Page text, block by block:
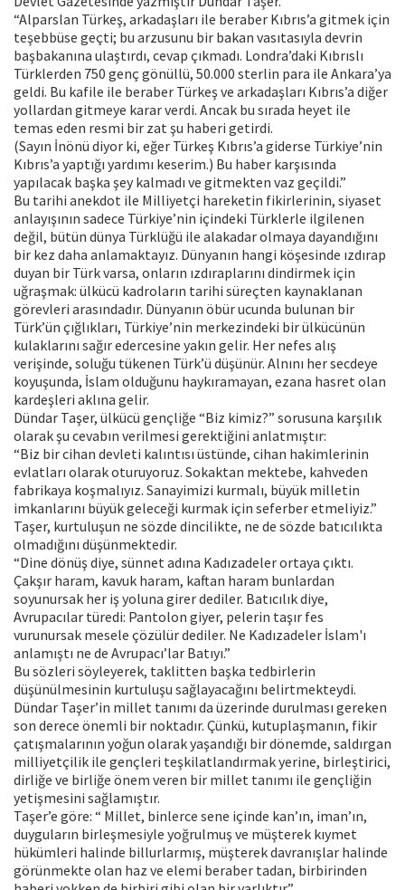
“Alparslan Türkeş, arkadaşları ile beraber Kıbrıs’a gitmek için
teşebbüse geçti; bu arzusunu bir bakan vasıtasıyla devrin
başbakanına ulaştırdı, cevap çıkmadı. Londra’daki Kıbrıslı
Türklerden 750 genç gönüllü, 50.000 sterlin para ile Ankara’ya
geldi. Bu kafile ile beraber Türkeş ve arkadaşları Kıbrıs’a diğer
yollardan gitmeye karar verdi. Ancak bu sırada heyet ile
temas eden resmi bir zat şu haberi getirdi.
(Sayın İnönü diyor ki, eğer Türkeş Kıbrıs’a giderse Türkiye’nin
Kıbrıs’a yaptığı yardımı keserim.) Bu haber karşısında
yapılacak başka şey kalmadı ve gitmekten vaz geçildi.”
Bu tarihi anekdot ile Milliyetçi hareketin fikirlerinin, siyaset
anlayışının sadece Türkiye’nin içindeki Türklerle ilgilenen
değil, bütün dünya Türklüğü ile alakadar olmaya dayandığını
bir kez daha anlamaktayız. Dünyanın hangi köşesinde ızdırap
duyan bir Türk varsa, onların ızdıraplarını dindirmek için
uğraşmak: ülkücü kadroların tarihi süreçten kaynaklanan
görevleri arasındadır. Dünyanın öbür ucunda bulunan bir
Türk’ün çığlıkları, Türkiye’nin merkezindeki bir ülkücünün
kulaklarını sağır edercesine yakın gelir. Her nefes alış
verişinde, soluğu tükenen Türk’ü düşünür. Alnını her secdeye
koyuşunda, İslam olduğunu haykıramayan, ezana hasret olan
kardeşleri aklına gelir.
Dündar Taşer, ülkücü gençliğe “Biz kimiz?” sorusuna karşılık
olarak şu cevabın verilmesi gerektiğini anlatmıştır:
“Biz bir cihan devleti kalıntısı üstünde, cihan hakimlerinin
evlatları olarak oturuyoruz. Sokaktan mektebe, kahveden
fabrikaya koşmalıyız. Sanayimizi kurmalı, büyük milletin
imkanlarını büyük geleceği kurmak için seferber etmeliyiz.”
Taşer, kurtuluşun ne sözde dincilikte, ne de sözde batıcılıkta
olmadığını düşünmektedir.
“Dine dönüş diye, sünnet adına Kadızadeler ortaya çıktı.
Çakşır haram, kavuk haram, kaftan haram bunlardan
soyunursak her iş yoluna girer dediler. Batıcılık diye,
Avrupacılar türedi: Pantolon giyer, pelerin taşır fes
vurunursak mesele çözülür dediler. Ne Kadızadeler İslam'ı
anlamıştı ne de Avrupacı’lar Batıyı.”
Bu sözleri söyleyerek, taklitten başka tedbirlerin
düşünülmesinin kurtuluşu sağlayacağını belirtmekteydi.
Dündar Taşer’in millet tanımı da üzerinde durulması gereken
son derece önemli bir noktadır. Çünkü, kutuplaşmanın, fikir
çatışmalarının yoğun olarak yaşandığı bir dönemde, saldırgan
milliyetçilik ile gençleri teşkilatlandırmak yerine, birleştirici,
dirliğe ve birliğe önem veren bir millet tanımı ile gençliğin
yetişmesini sağlamıştır.
Taşer’e göre: “ Millet, binlerce sene içinde kan’ın, iman’ın,
duyguların birleşmesiyle yoğrulmuş ve müşterek kıymet
hükümleri halinde billurlarmış, müşterek davranışlar halinde
görünmekte olan haz ve elemi beraber tadan, birbirinden